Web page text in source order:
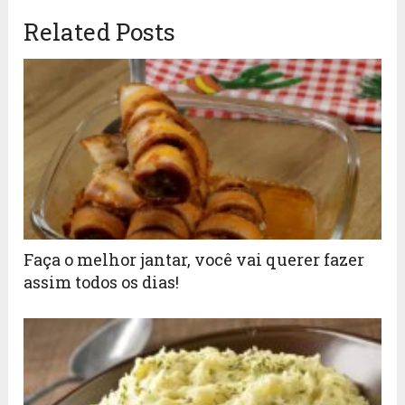
Related Posts
Faça o melhor jantar, você vai querer fazer
assim todos os dias!